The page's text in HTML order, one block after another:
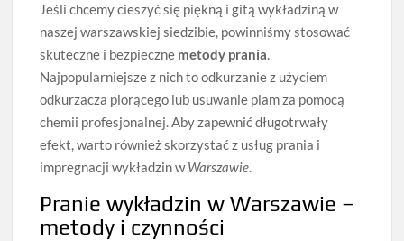
Jeśli chcemy cieszyć się piękną i gitą wykładziną w
naszej warszawskiej siedzibie, powinniśmy stosować
skuteczne i bezpieczne metody prania.
Najpopularniejsze z nich to odkurzanie z użyciem
odkurzacza piorącego lub usuwanie plam za pomocą
chemii profesjonalnej. Aby zapewnić długotrwały
efekt, warto również skorzystać z usług prania i
impregnacji wykładzin wWarszawie.
Pranie wykładzin w Warszawie –
metody i czynności